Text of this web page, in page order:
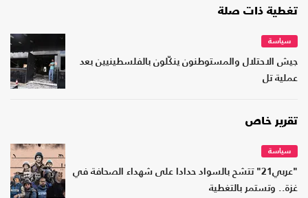
تغطية ذات صلة
سياسة
جيش الاحتلال والمستوطنون ينكّلون بالفلسطينيين بعد
عملية تل
تقرير خاص
سياسة
"عربي21" تتشح بالسواد حدادا على شهداء الصحافة في
غزة.. وتستمر بالتغطية